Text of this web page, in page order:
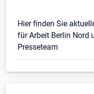
Hier finden Sie
für Arbeit Berlin Nord
Presseteam